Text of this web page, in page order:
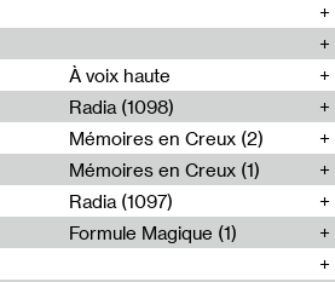
À voix haute
Radia (1098)
Mémoires en Creux (2)
Mémoires en Creux (1)
Radia (1097)
Formule Magique (1)